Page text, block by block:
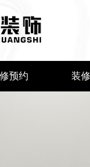
预约 装